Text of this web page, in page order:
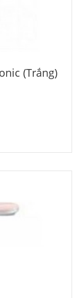
(Trắng)